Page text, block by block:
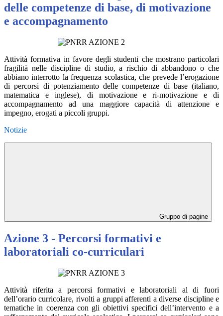
delle competenze di base, di motivazione
e accompagnamento
Attività formativa in favore degli studenti che mostrano particolari
fragilità nelle discipline di studio, a rischio di abbandono o che
abbiano interrotto la frequenza scolastica, che prevede l’erogazione
di percorsi di potenziamento delle competenze di base (italiano,
matematica e inglese), di motivazione e ri-motivazione e di
accompagnamento ad una maggiore capacità di attenzione e
impegno, erogati a piccoli gruppi.
Notizie
Gruppo di pagine
Azione 3 - Percorsi formativi e
laboratoriali co-curriculari
Attività riferita a percorsi formativi e laboratoriali al di fuori
dell’orario curricolare, rivolti a gruppi afferenti a diverse discipline e
tematiche in coerenza con gli obiettivi specifici dell’intervento e a